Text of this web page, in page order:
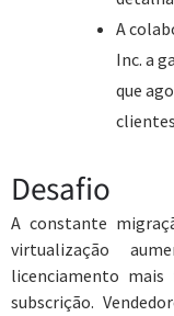
A
Inc. a
que
Desafio
A constante
virtualização
licenciamento
subscrição.